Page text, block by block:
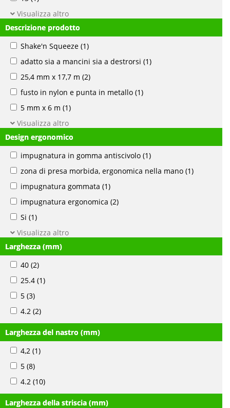
Visualizza altro
Descrizione prodotto
Shake'n Squeeze (1)
adatto sia a mancini sia a destrorsi (1)
25,4 mm x 17,7 m (2)
fusto in nylon e punta in metallo (1)
5 mm x 6 m (1)
Visualizza altro
Design ergonomico
impugnatura in gomma antiscivolo (1)
zona di presa morbida, ergonomica nella mano (1)
impugnatura gommata (1)
impugnatura ergonomica (2)
Si (1)
Visualizza altro
Larghezza (mm)
40 (2)
25.4 (1)
5 (3)
4.2 (2)
Larghezza del nastro (mm)
4,2 (1)
5 (8)
4.2 (10)
Larghezza della striscia (mm)